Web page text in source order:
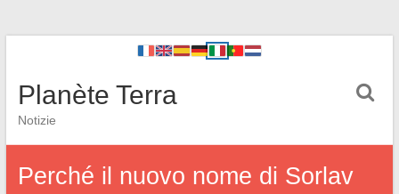
Planète Terra
Notizie
Perché il nuovo nome di Sorlav